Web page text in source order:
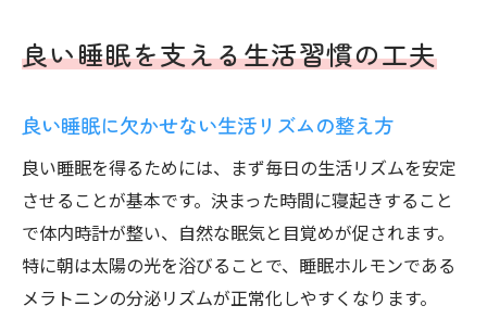
良い睡眠を支える生活習慣の工夫
良い睡眠に欠かせない生活リズムの整え方
良い睡眠を得るためには、まず毎日の生活リズムを安定
させることが基本です。決まった時間に寝起きすること
で体内時計が整い、自然な眠気と目覚めが促されます。
特に朝は太陽の光を浴びることで、睡眠ホルモンである
メラトニンの分泌リズムが正常化しやすくなります。